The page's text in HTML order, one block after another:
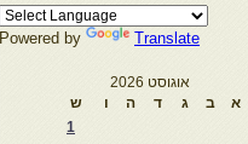
Powered by Translate
אוגוסט 2026
א
ב ג ד ה ו
ש
1